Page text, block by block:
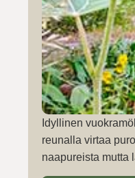
Idyllinen
reunalla virtaa
naapureista mutta